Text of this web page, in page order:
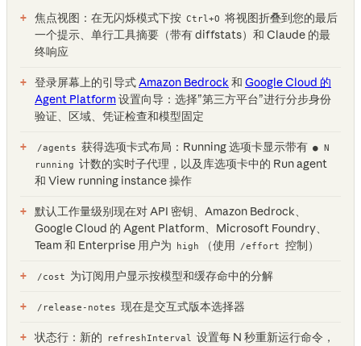
焦点视图：在无闪烁模式下按 Ctrl+O 将视图折叠到您的最后
一个提示、单行工具摘要（带有 diffstats）和 Claude 的最
终响应
登录屏幕上的引导式Amazon Bedrock和 Google Cloud 的
Agent Platform设置向导：选择”第三方平台”进行分步身份
验证、区域、凭证检查和模型固定
/agents 获得选项卡式布局：Running 选项卡显示带有 ● N
running 计数的实时子代理，以及库选项卡中的 Run agent
和 View running instance 操作
默认工作量级别现在对 API 密钥、Amazon Bedrock、
Google Cloud 的 Agent Platform、Microsoft Foundry、
Team 和 Enterprise 用户为
high （使用 /effort 控制）
/cost 为订阅用户显示按模型和缓存命中的分解
/release-notes 现在是交互式版本选择器
状态行：新的 refreshInterval
设置每 N 秒重新运行命令，